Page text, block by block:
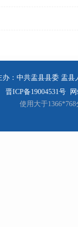
办：中共盂县县委 盂县
晋ICP备19004531号
使用大于